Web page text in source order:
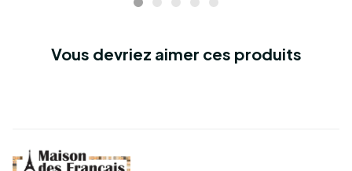
Vous devriez aimer ces produits